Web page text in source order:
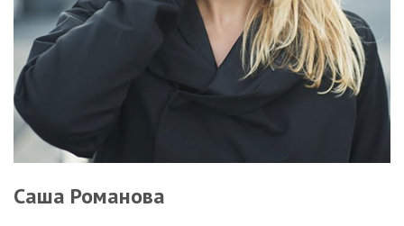
Саша Романова